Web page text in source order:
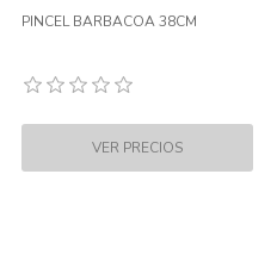
PINCEL BARBACOA 38CM